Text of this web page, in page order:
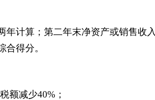
计算；第二年末净资产或销售收
得分。
额减少40%；